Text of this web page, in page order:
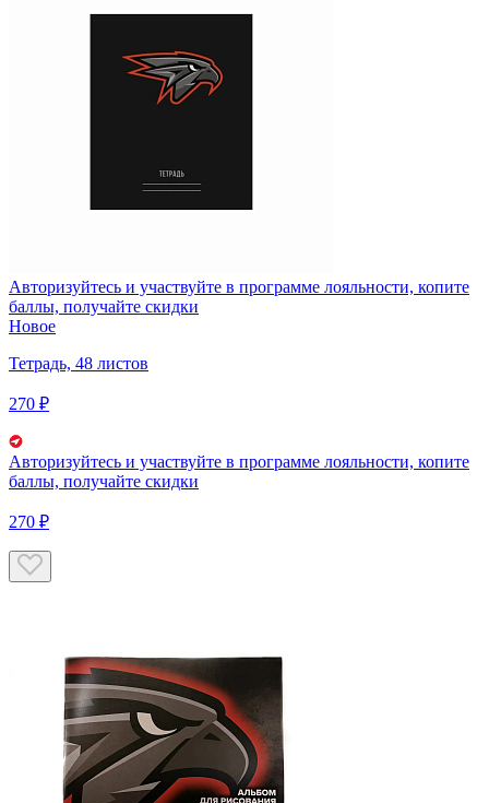
Авторизуйтесь и участвуйте в программе лояльности, копите
баллы, получайте скидки
Новое
Тетрадь, 48 листов
270 ₽
Авторизуйтесь и участвуйте в программе лояльности, копите
баллы, получайте скидки
270 ₽